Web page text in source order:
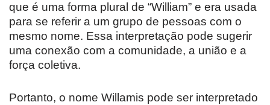
que é uma forma plural de “William” e era usada
para se referir a um grupo de pessoas com o
mesmo nome. Essa interpretação pode sugerir
uma conexão com a comunidade, a união e a
força coletiva.
Portanto, o nome Willamis pode ser interpretado